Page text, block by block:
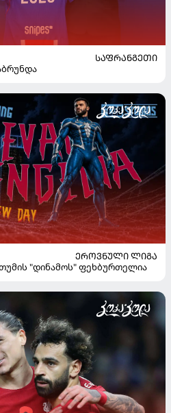
ᲡᲐᲤᲠᲐᲜᲒᲔᲗᲘ
ᲔᲠᲝᲕᲜᲣᲚᲘ ᲚᲘᲒᲐ
"დინამოს" ფეხბურთელია